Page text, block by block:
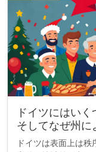
ドイツにはいく
そしてなぜ州に
ドイツは表面上は